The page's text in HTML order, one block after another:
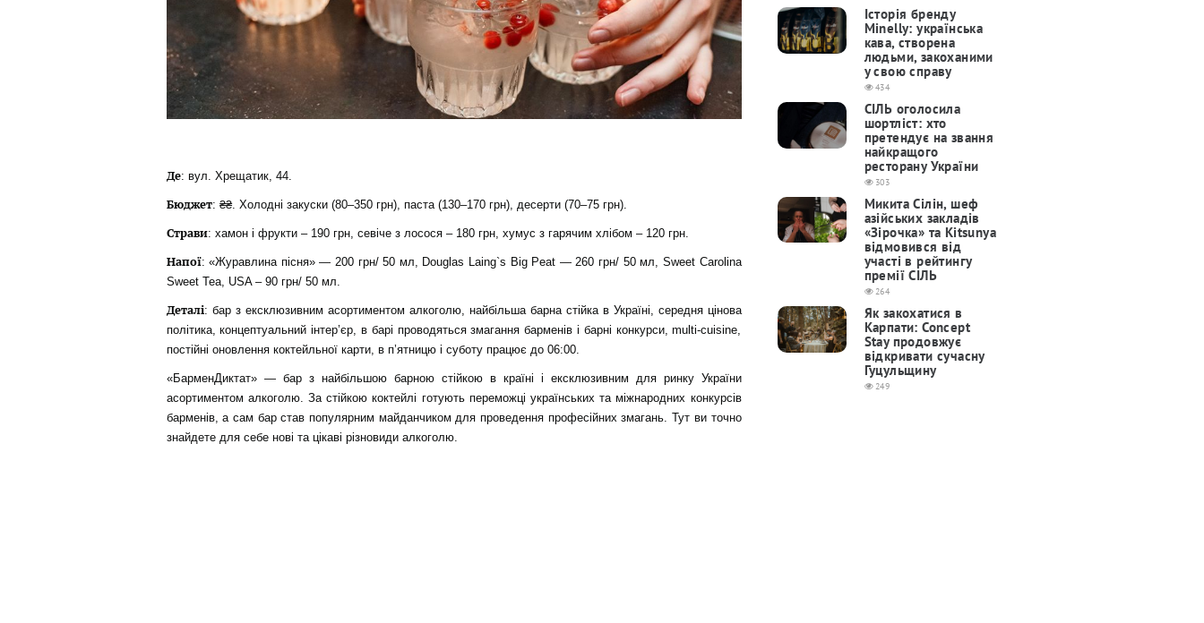
Де: вул. Хрещатик, 44.
Бюджет: ₴₴. Холодні закуски (80–350 грн), паста (130–170 грн), десерти (70–75 грн).
Страви: хамон і фрукти – 190 грн, севіче з лосося – 180 грн, хумус з гарячим хлібом – 120 грн.
Напої: «Журавлина пісня» — 200 грн/ 50 мл, Douglas Laing`s Big Peat — 260 грн/ 50 мл, Sweet Carolina
Sweet Tea, USA – 90 грн/ 50 мл.
Деталі: бар з ексклюзивним асортиментом алкоголю, найбільша барна стійка в Україні, середня цінова
політика, концептуальний інтер’єр, в барі проводяться змагання барменів і барні конкурси, multi-сuisine,
постійні оновлення коктейльної карти, в п’ятницю і суботу працює до 06:00.
«БарменДиктат» — бар з найбільшою барною стійкою в країні і ексклюзивним для ринку України
асортиментом алкоголю. За стійкою коктейлі готують переможці українських та міжнародних конкурсів
барменів, а сам бар став популярним майданчиком для проведення професійних змагань. Тут ви точно
знайдете для себе нові та цікаві різновиди алкоголю.
Історія бренду
Minelly: українська
кава, створена
людьми, закоханими
у свою справу
434
СІЛЬ оголосила
шортліст: хто
претендує на звання
найкращого
ресторану України
303
Микита Сілін, шеф
азійських закладів
«Зірочка» та Kitsunya
відмовився від
участі в рейтингу
премії СІЛЬ
264
Як закохатися в
Карпати: Concept
Stay продовжує
відкривати сучасну
Гуцульщину
249